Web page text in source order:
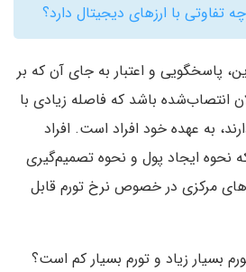
با ارزهای دیجیتال دارد؟
پاسخگویی و اعتبار به جای آن که بر
انتصاب‌شده باشد که فاصله زیادی با
به عهده خود افراد است. افراد
نحوه ایجاد پول و نحوه تصمیم‌گیری
مرکزی در خصوص نرخ تورم قابل
بسیار زیاد و تورم بسیار کم است؟